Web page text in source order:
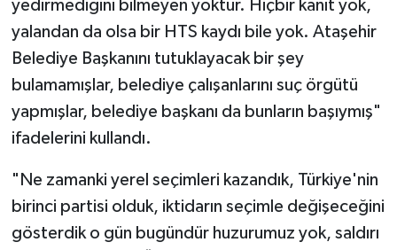
yedirmediğini bilmeyen yoktur. Hiçbir kanıt yok,
yalandan da olsa bir HTS kaydı bile yok. Ataşehir
Belediye Başkanını tutuklayacak bir şey
bulamamışlar, belediye çalışanlarını suç örgütü
yapmışlar, belediye başkanı da bunların başıymış"
ifadelerini kullandı.
"Ne zamanki yerel seçimleri kazandık, Türkiye'nin
birinci partisi olduk, iktidarın seçimle değişeceğini
gösterdik o gün bugündür huzurumuz yok, saldırı